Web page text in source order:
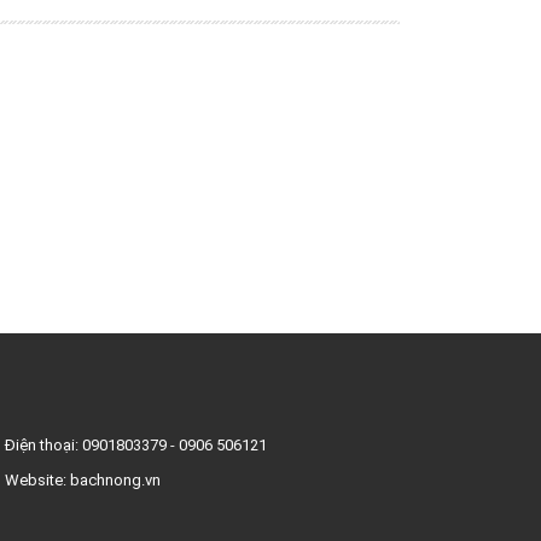
Điện thoại: 0901803379 - 0906 506121
Website: bachnong.vn